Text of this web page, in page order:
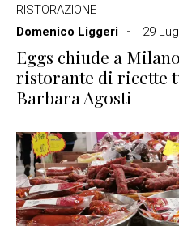
RISTORAZIONE
Domenico Liggeri
29
Eggs chiude a
ristorante di ricette
Barbara Agosti